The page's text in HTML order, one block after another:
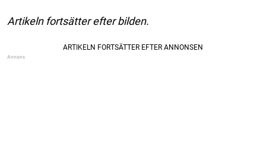
Artikeln fortsätter efter bilden.